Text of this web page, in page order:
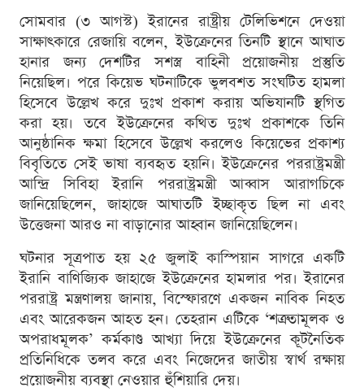
সোমবার (৩ আগস্ট) ইরানের রাষ্ট্রীয় টেলিভিশনে দেওয়া
সাক্ষাৎকারে রেজায়ি বলেন, ইউক্রেনের তিনটি স্থানে আঘাত
হানার জন্য দেশটির সশস্ত্র বাহিনী প্রয়োজনীয় প্রস্তুতি
নিয়েছিল। পরে কিয়েভ ঘটনাটিকে ভুলবশত সংঘটিত হামলা
হিসেবে উল্লেখ করে দুঃখ প্রকাশ করায় অভিযানটি স্থগিত
করা হয়। তবে ইউক্রেনের কথিত দুঃখ প্রকাশকে তিনি
আনুষ্ঠানিক ক্ষমা হিসেবে উল্লেখ করলেও কিয়েভের প্রকাশ্য
বিবৃতিতে সেই ভাষা ব্যবহৃত হয়নি। ইউক্রেনের পররাষ্ট্রমন্ত্রী
আন্দ্রি সিবিহা ইরানি পররাষ্ট্রমন্ত্রী আব্বাস আরাগচিকে
জানিয়েছিলেন, জাহাজে আঘাতটি ইচ্ছাকৃত ছিল না এবং
উত্তেজনা আরও না বাড়ানোর আহ্বান জানিয়েছিলেন।
ঘটনার সূত্রপাত হয় ২৫ জুলাই কাস্পিয়ান সাগরে একটি
ইরানি বাণিজ্যিক জাহাজে ইউক্রেনের হামলার পর। ইরানের
পররাষ্ট্র মন্ত্রণালয় জানায়, বিস্ফোরণে একজন নাবিক নিহত
এবং আরেকজন আহত হন। তেহরান এটিকে ‘শত্রুতামূলক ও
অপরাধমূলক’ কর্মকাণ্ড আখ্যা দিয়ে ইউক্রেনের কূটনৈতিক
প্রতিনিধিকে তলব করে এবং নিজেদের জাতীয় স্বার্থ রক্ষায়
প্রয়োজনীয় ব্যবস্থা নেওয়ার হুঁশিয়ারি দেয়।